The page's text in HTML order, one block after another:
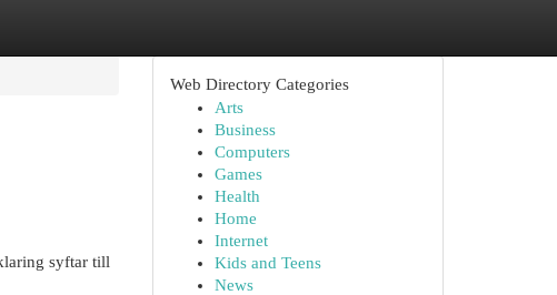
syftar till
Web Directory Categories
Arts
Business
Computers
Games
Health
Home
Internet
Kids and Teens
News